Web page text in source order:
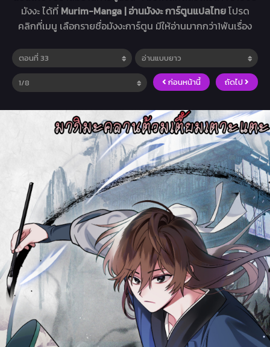
มังงะ ได้ที่ Murim-Manga | อ่านมังงะ การ์ตูนแปลไทยโปรด
คลิกที่เมนู เลือกรายชื่อมังงะการ์ตูน มีให้อ่านมากกว่า1พันเรื่อง
ก่อนหน้านี้ ถัดไป